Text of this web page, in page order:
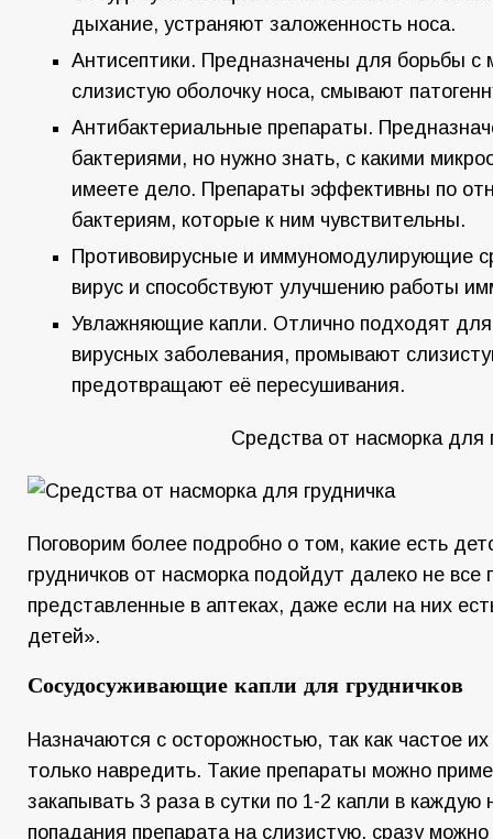
дыхание, устраняют заложенность носа.
Антисептики. Предназначены для борьбы
слизистую оболочку носа, смывают
Антибактериальные препараты.
бактериями, но нужно знать, с какими
имеете дело. Препараты эффективны по
бактериям, которые к ним чувствительны.
Противовирусные и иммуномодулирующие
вирус и способствуют улучшению работы
Увлажняющие капли. Отлично подходят
вирусных заболевания, промывают
предотвращают её пересушивания.
Средства от насморка для
Поговорим более подробно о том, какие есть
грудничков от насморка подойдут далеко не все
представленные в аптеках, даже если на них
детей».
Сосудосуживающие капли для грудничков
Назначаются с осторожностью, так как частое
только навредить. Такие препараты можно
закапывать 3 раза в сутки по 1-2 капли в
попадания препарата на слизистую, сразу